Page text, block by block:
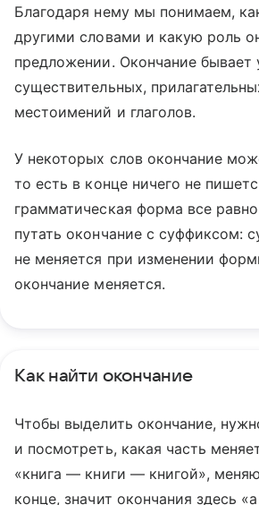
Благодаря нему мы понимаем,
другими словами и какую роль
предложении. Окончание бывает
существительных,
местоимений и глаголов.
У некоторых слов окончание
то есть в конце ничего не
грамматическая форма все
путать окончание с суффиксом:
не меняется при изменении
окончание меняется.
Как найти окончание
Чтобы выделить окончание,
и посмотреть, какая часть
«книга — книги — книгой»,
конце, значит окончания здесь